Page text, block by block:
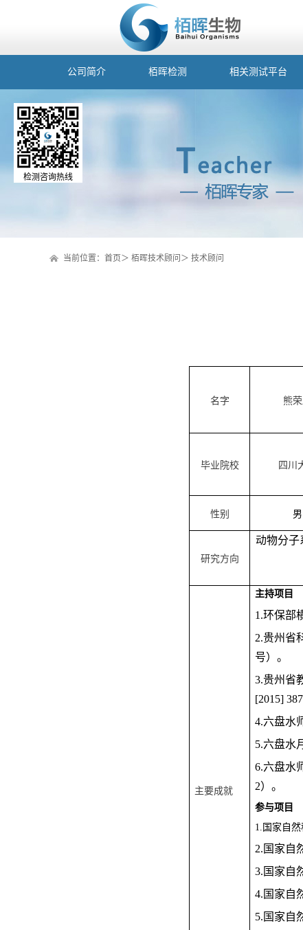
公司简介 栢晖检测 相关测试平台
当前位置： 首页＞ 栢晖技术顾问 ＞ 技术顾问
名字 熊荣
毕业院校 四川
性别 男
研究方向
动物分子
主要成就
主持项目
1.环保部
2.贵州省
号）。
3.贵州省
[2015]
4.六盘水
5.六盘水
6.六盘水
2）。
参与项目
1.国家自
2.国家自
3.国家自
4.国家自
5.国家自
检测咨询热线